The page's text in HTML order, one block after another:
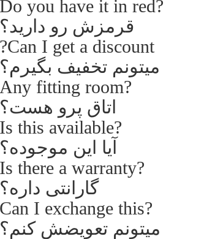
?Do you have it in red
قرمزش رو دارید؟
Can I get a discount?
میتونم تخفیف بگیرم؟
?Any fitting room
اتاق پرو هست؟
?Is this available
آیا این موجوده؟
?Is there a warranty
گارانتی داره؟
?Can I exchange this
میتونم تعویضش کنم؟